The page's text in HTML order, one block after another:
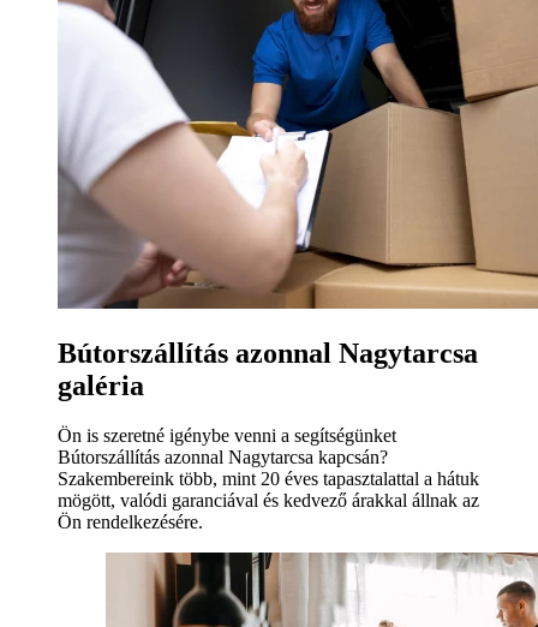
Bútorszállítás azonnal Nagytarcsa
galéria
Ön is szeretné igénybe venni a segítségünket
Bútorszállítás azonnal Nagytarcsa kapcsán?
Szakembereink több, mint 20 éves tapasztalattal a hátuk
mögött, valódi garanciával és kedvező árakkal állnak az
Ön rendelkezésére.